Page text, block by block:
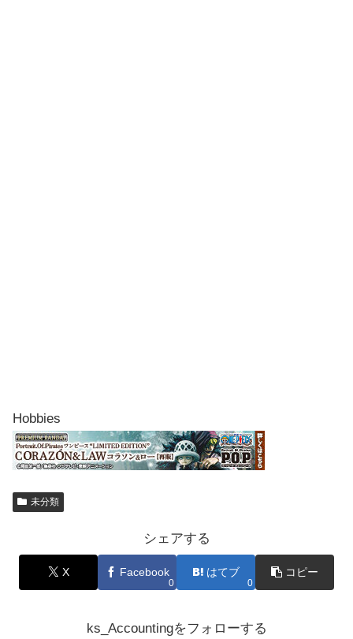
Hobbies
未分類
シェアする
X Facebook
0
はてブ
0
コピー
ks_Accountingをフォローする